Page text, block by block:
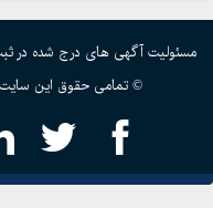
مسئولیت آگهی های درج شده در
© تمامی حقوق این